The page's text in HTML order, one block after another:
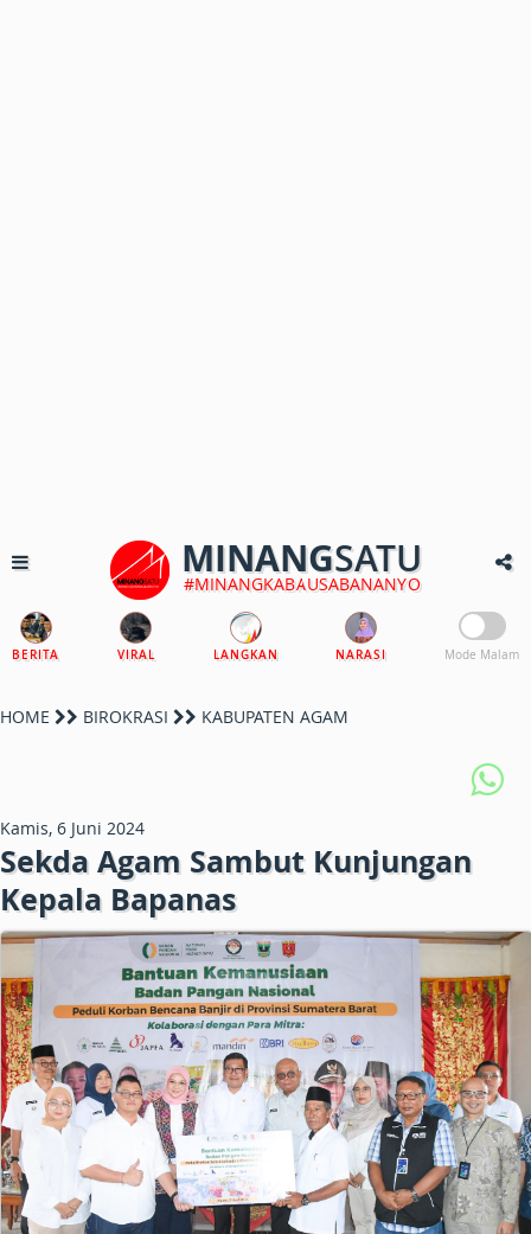
MINANGSATU
#MINANGKABAUSABANANYO
BERITA VIRAL LANGKAN NARASI Mode Malam
HOME BIROKRASI KABUPATEN AGAM
Kamis, 6 Juni 2024
Sekda Agam Sambut Kunjungan
Kepala Bapanas